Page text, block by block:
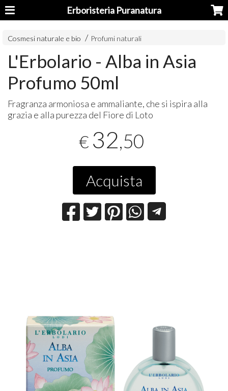
Erboristeria Puranatura
Cosmesi naturale e bio Profumi naturali
L'Erbolario - Alba in Asia
Profumo 50ml
Fragranza armoniosa e ammaliante, che si ispira alla
grazia e alla purezza del Fiore di Loto
€ 32,50
Acquista